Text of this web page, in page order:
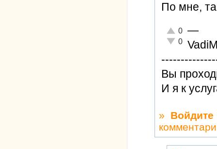
По мне,
Отлично!
0
Неадекватно!
0
—
Вы
И я к
» Войдите